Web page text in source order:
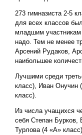
273 гимназиста 2-5
для всех классов
младшим участникам
надо. Тем не менее
Арсений Рудаков,
наибольшее
Лучшими среди
класс), Иван Онучин
класс).
Из числа учащихся
себя Степан Бурков,
Турлова (4 «А»